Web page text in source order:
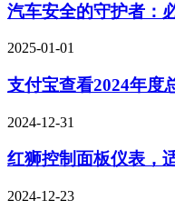
汽车安全的守护者：
2025-01-01
支付宝查看2024年度
2024-12-31
红狮控制面板仪表，
2024-12-23